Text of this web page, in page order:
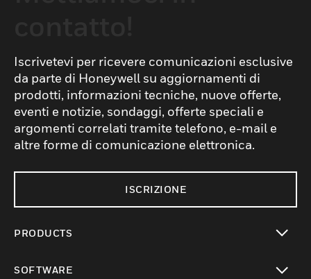
Iscrivetevi per ricevere comunicazioni esclusive
da parte di Honeywell su aggiornamenti di
prodotti, informazioni tecniche, nuove offerte,
eventi e notizie, sondaggi, offerte speciali e
argomenti correlati tramite telefono, e-mail e
altre forme di comunicazione elettronica.
ISCRIZIONE
PRODUCTS
SOFTWARE